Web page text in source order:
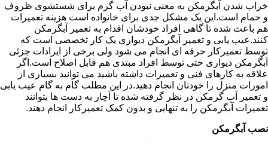
خراب شدن آبگرمکن به معنی نبودن آب گرم برای شستشوی ظروف
و حمام است.این یک مشکل جدی برای خانواده است هزینه تعمیرات
هم باعث شده تا گاهی افراد خودشان اقدام به تعمیر آبگرمکن
کنند.عیب یابی و تعمیر آبگرمکن دیواری یک کار تخصصی است که
توسط تعمیرکار حرفه ای انجام می شود ولی برخی از ایرادات جزئی
آبگرمکن دیواری حتی توسط افراد مبتدی هم قابل اصلاح است.اگر
علاقه به کارهای فنی و تعمیرات داشته باشید می توانید بسیاری از
امورات منزل را خودتان انجام دهید.در این مطلب گام به گام عیب یابی
و تعمیر آب گرمکن در نظر گرفته شده تا آچار به دست ها بتوانند
تعمیرات آبگرمکن را به تنهایی و بدون کمک تعمیرکار انجام دهند.
نصب آبگرمکن